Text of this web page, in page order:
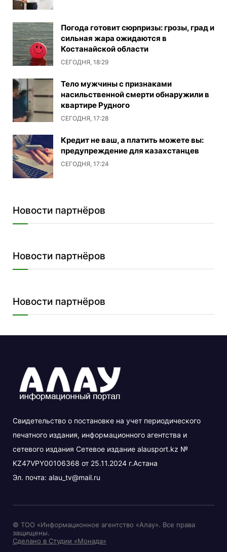
Погода готовит сюрпризы: грозы, град и
сильная жара ожидаются в
Костанайской области
СЕГОДНЯ, 18:29
Тело мужчины с признаками
насильственной смерти обнаружили в
квартире Рудного
СЕГОДНЯ, 17:28
Кредит не ваш, а платить можете вы:
предупреждение для казахстанцев
СЕГОДНЯ, 17:24
Новости партнёров
Новости партнёров
Новости партнёров
Свидетельство о постановке на учет периодического
печатного издания, информационного агентства и
сетевого издания Сетевое издание alausport.kz №
KZ47VPY00106368 от 25.11.2024 г.Астана
Эл. почта: alau_tv@mail.ru
© ТОО «Информационное агентство «Алау». Все права
защищены.
Сделано в Студии «Монада»